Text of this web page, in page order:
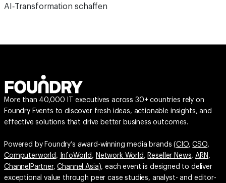
AI‑Transformation schaffen
More than 40,000 IT executives across 30+ countries rely on
Foundry Events to discover fresh ideas, actionable insights, and
effective solutions that drive better business outcomes.
Powered by Foundry’s award-winning media brands (CIO,CSO,
Computerworld , InfoWorld , Network World , Reseller News,ARN ,
ChannelPartner,Channel Asia), each event is designed to deliver
exceptional value through peer case studies, analyst- and editor-